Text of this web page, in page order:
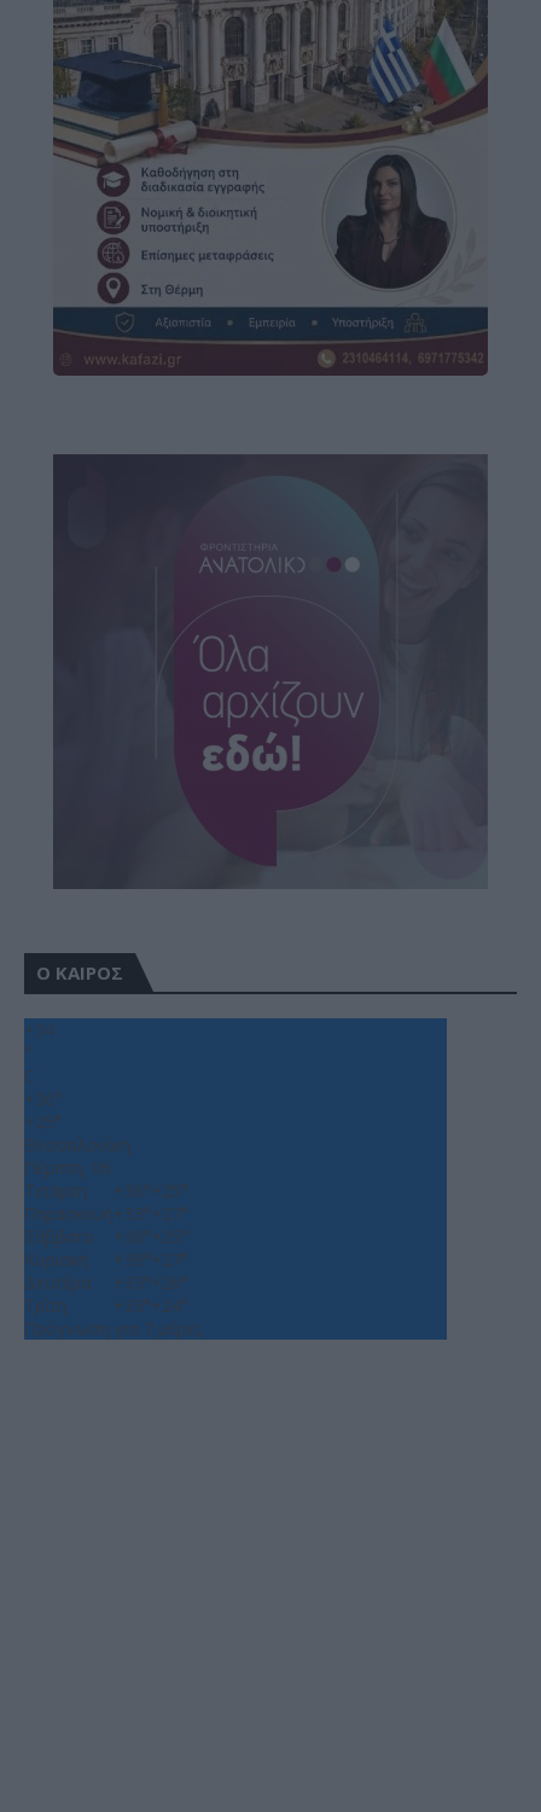
Ο ΚΑΙΡΟΣ
+34
°
C
+36°
+25°
Θεσσαλονίκη
Πέμπτη, 06
Τετάρτη
+36°+25°
Παρασκευή+33°+27°
Σάββατο
+38°+25°
Κυριακή
+39°+27°
Δευτέρα
+33°+26°
Τρίτη
+33°+24°
Πρόγνωση για 7 μέρες